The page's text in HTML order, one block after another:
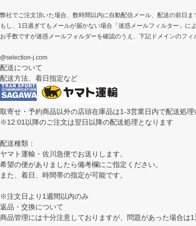
弊社でご注文頂いた場合、数時間以内に自動配信メール、配送の前日ま
もし、1日過ぎてもメールが届かない場合「迷惑メールフィルター」に
お手数ですが迷惑メールフォルダーを確認のうえ、下記ドメインのフィ
@selection-j.com
配送について
配送方法、着日指定など
取寄せ・予約商品以外の店頭在庫品は1-3営業日内で配送処理
※12:01以降のご注文は翌日以降の配送処理となります
配送種類：
ヤマト運輸・佐川急便でお送りします。
希望の便がありましたら備考欄にご指定ください。
また、着日、時間帯の指定が可能です。
※注文日より1週間以内のみ
返品・交換について
商品管理には十分注意しておりますが、問題があった場合は